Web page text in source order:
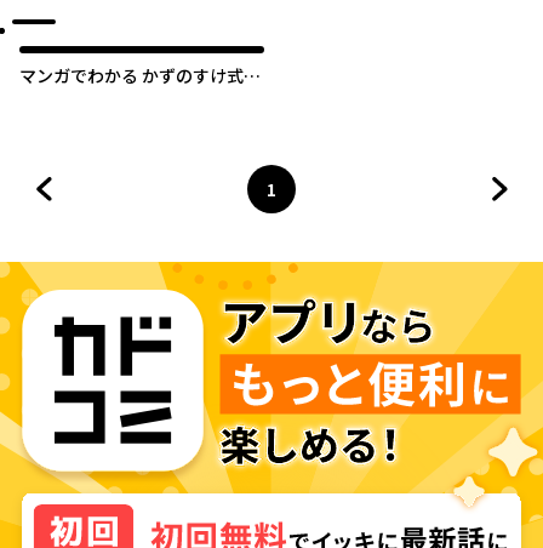
マンガでわかる かずのすけ式美
ページ
1
へ